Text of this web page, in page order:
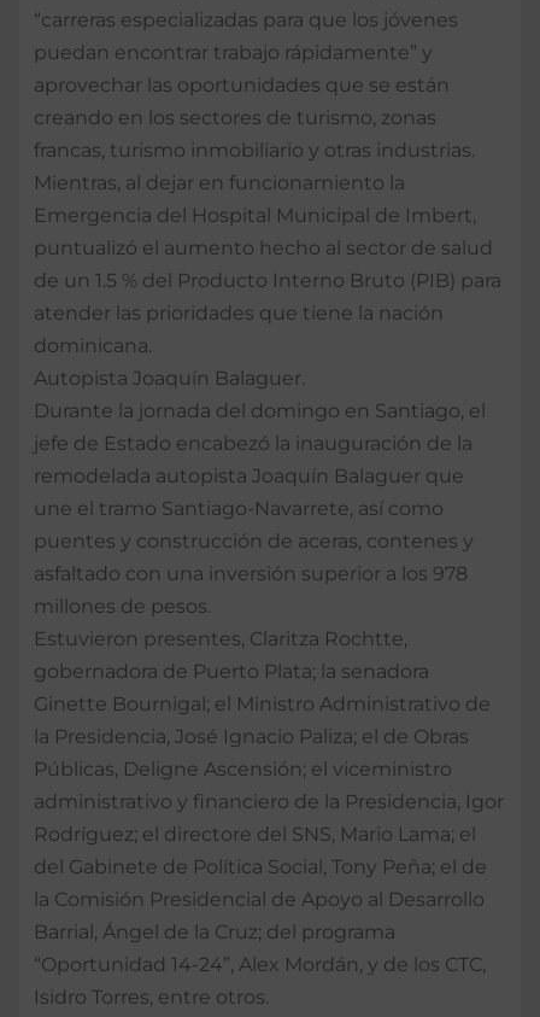
“carreras especializadas para que los jóvenes
puedan encontrar trabajo rápidamente” y
aprovechar las oportunidades que se están
creando en los sectores de turismo, zonas
francas, turismo inmobiliario y otras industrias.
Mientras, al dejar en funcionamiento la
Emergencia del Hospital Municipal de Imbert,
puntualizó el aumento hecho al sector de salud
de un 1.5 % del Producto Interno Bruto (PIB) para
atender las prioridades que tiene la nación
dominicana.
Autopista Joaquín Balaguer.
Durante la jornada del domingo en Santiago, el
jefe de Estado encabezó la inauguración de la
remodelada autopista Joaquín Balaguer que
une el tramo Santiago-Navarrete, así como
puentes y construcción de aceras, contenes y
asfaltado con una inversión superior a los 978
millones de pesos.
Estuvieron presentes, Claritza Rochtte,
gobernadora de Puerto Plata; la senadora
Ginette Bournigal; el Ministro Administrativo de
la Presidencia, José Ignacio Paliza; el de Obras
Públicas, Deligne Ascensión; el viceministro
administrativo y financiero de la Presidencia, Igor
Rodríguez; el directore del SNS, Mario Lama; el
del Gabinete de Política Social, Tony Peña; el de
la Comisión Presidencial de Apoyo al Desarrollo
Barrial, Ángel de la Cruz; del programa
“Oportunidad 14-24”, Alex Mordán, y de los CTC,
Isidro Torres, entre otros.